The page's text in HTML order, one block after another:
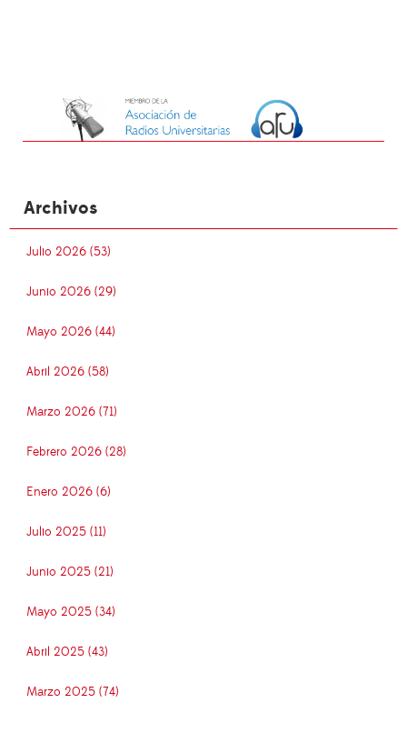
Archivos
Julio 2026 (53)
Junio 2026 (29)
Mayo 2026 (44)
Abril 2026 (58)
Marzo 2026 (71)
Febrero 2026 (28)
Enero 2026 (6)
Julio 2025 (11)
Junio 2025 (21)
Mayo 2025 (34)
Abril 2025 (43)
Marzo 2025 (74)